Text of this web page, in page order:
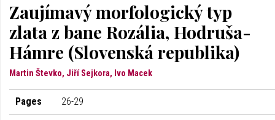
Zaujímavý morfologický typ
zlata z bane Rozália, Hodruša-
Hámre (Slovenská republika)
Martin Števko, Jiří Sejkora, Ivo Macek
Pages 26-29